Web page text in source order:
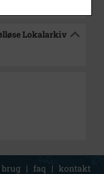
Lokalarkiv
brug | faq | kontakt